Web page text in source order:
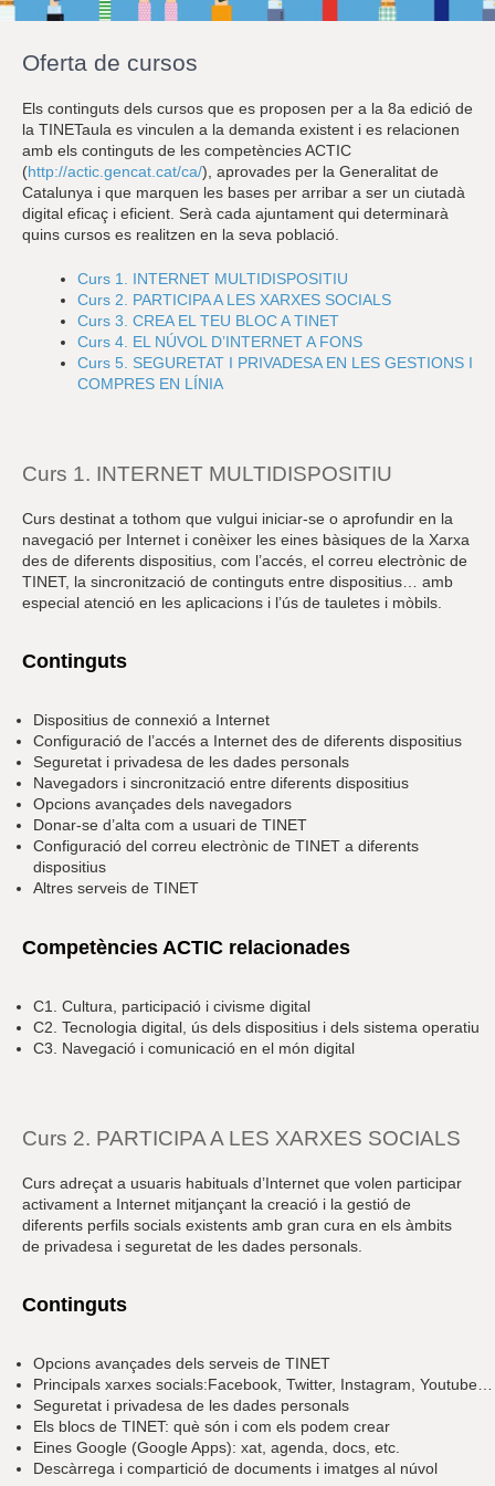
a
l
u
Oferta de cursos
Els continguts dels cursos que es proposen per a la 8a edició de
la TINETaula es vinculen a la demanda existent i es relacionen
amb els continguts de les competències ACTIC
(http://actic.gencat.cat/ca/), aprovades per la Generalitat de
Catalunya i que marquen les bases per arribar a ser un ciutadà
digital eficaç i eficient. Serà cada ajuntament qui determinarà
quins cursos es realitzen en la seva població.
Curs 1. INTERNET MULTIDISPOSITIU
Curs 2. PARTICIPA A LES XARXES SOCIALS
Curs 3. CREA EL TEU BLOC A TINET
Curs 4. EL NÚVOL D’INTERNET A FONS
Curs 5. SEGURETAT I PRIVADESA EN LES GESTIONS I
COMPRES EN LÍNIA
Curs 1. INTERNET MULTIDISPOSITIU
Curs destinat a tothom que vulgui iniciar-se o aprofundir en la
navegació per Internet i conèixer les eines bàsiques de la Xarxa
des de diferents dispositius, com l’accés, el correu electrònic de
TINET, la sincronització de continguts entre dispositius… amb
especial atenció en les aplicacions i l’ús de tauletes i mòbils.
Continguts
Dispositius de connexió a Internet
Configuració de l’accés a Internet des de diferents dispositius
Seguretat i privadesa de les dades personals
Navegadors i sincronització entre diferents dispositius
Opcions avançades dels navegadors
Donar-se d’alta com a usuari de TINET
Configuració del correu electrònic de TINET a diferents
dispositius
Altres serveis de TINET
Competències ACTIC relacionades
C1. Cultura, participació i civisme digital
C2. Tecnologia digital, ús dels dispositius i dels sistema operatiu
C3. Navegació i comunicació en el món digital
Curs 2. PARTICIPA A LES XARXES SOCIALS
Curs adreçat a usuaris habituals d’Internet que volen participar
activament a Internet mitjançant la creació i la gestió de
diferents perfils socials existents amb gran cura en els àmbits
de privadesa i seguretat de les dades personals.
Continguts
Opcions avançades dels serveis de TINET
Principals xarxes socials:Facebook, Twitter, Instagram, Youtube…
Seguretat i privadesa de les dades personals
Els blocs de TINET: què són i com els podem crear
Eines Google (Google Apps): xat, agenda, docs, etc.
Descàrrega i compartició de documents i imatges al núvol